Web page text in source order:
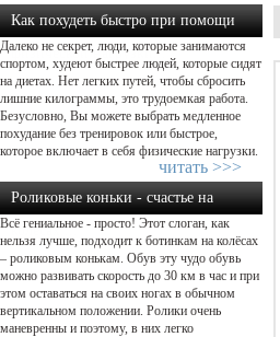
Как похудеть быстро при помощи
физической нагрузки...
Далеко не секрет, люди, которые занимаются
спортом, худеют быстрее людей, которые сидят
на диетах. Нет легких путей, чтобы сбросить
лишние килограммы, это трудоемкая работа.
Безусловно, Вы можете выбрать медленное
похудание без тренировок или быстрое,
которое включает в себя физические нагрузки.
читать >>>
Роликовые коньки - счастье на
колёсах....
Всё гениальное - просто! Этот слоган, как
нельзя лучше, подходит к ботинкам на колёсах
– роликовым конькам. Обув эту чудо обувь
можно развивать скорость до 30 км в час и при
этом оставаться на своих ногах в обычном
вертикальном положении. Ролики очень
маневренны и поэтому, в них легко